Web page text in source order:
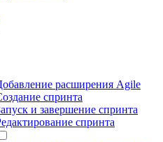
расширения Agile
спринта
и завершение спринта
спринта